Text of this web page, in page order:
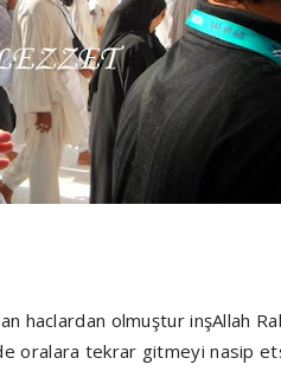
haclardan olmuştur inşAllah
oralara tekrar gitmeyi nasip